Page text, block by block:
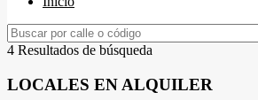
4 Resultados de búsqueda
LOCALES EN ALQUILER